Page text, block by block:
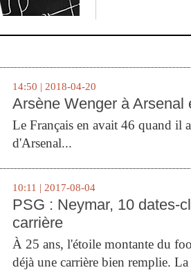
14:50 | 2018-04-20
Arsène Wenger à Arsenal
Le Français en avait 46 quand il
d'Arsenal...
10:11 | 2017-08-04
PSG : Neymar, 10 dates-
carrière
À 25 ans, l'étoile montante du
déjà une carrière bien remplie.